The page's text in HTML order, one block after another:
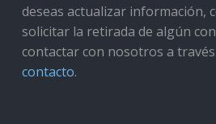
deseas actualizar información,
solicitar la retirada de algún
contactar con nosotros a
contacto.